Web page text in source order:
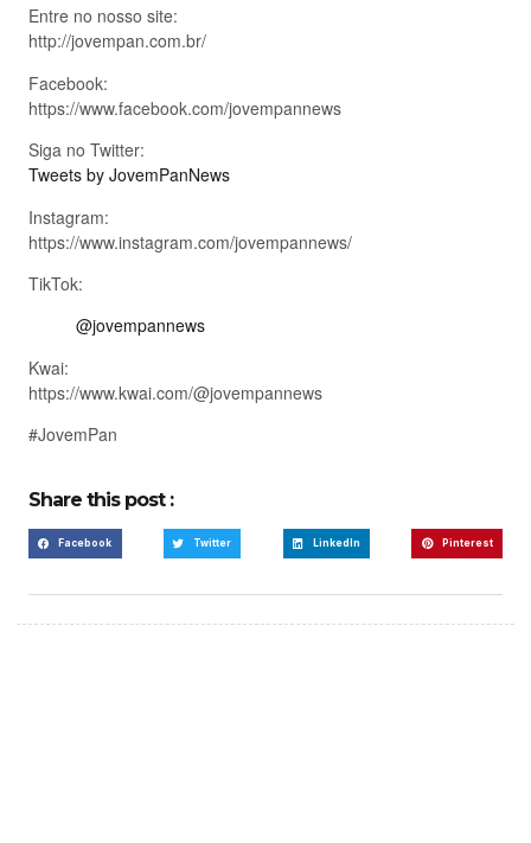
Entre no nosso site:
http://jovempan.com.br/
Facebook:
https://www.facebook.com/jovempannews
Siga no Twitter:
Tweets by JovemPanNews
Instagram:
https://www.instagram.com/jovempannews/
TikTok:
@jovempannews
Kwai:
https://www.kwai.com/@jovempannews
#JovemPan
Share this post :
Facebook Twitter LinkedIn Pinterest